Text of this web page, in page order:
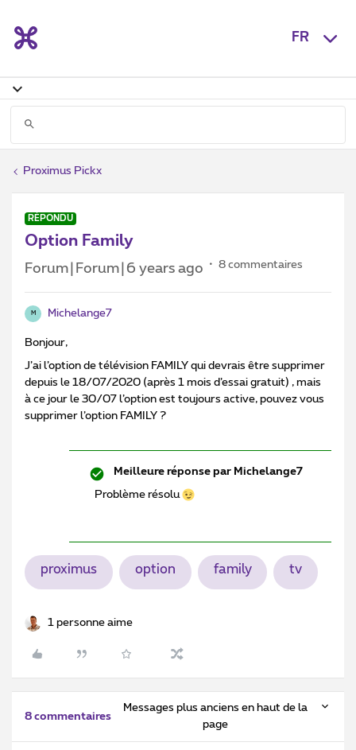
FR
Proximus Pickx
RÉPONDU
Option Family
Forum|Forum|6 years ago 8 commentaires
M Michelange7
Bonjour,
J’ai l’option de télévision FAMILY qui devrais être supprimer
depuis le 18/07/2020 (après 1 mois d’essai gratuit) , mais
à ce jour le 30/07 l’option est toujours active, pouvez vous
supprimer l’option FAMILY ?
Meilleure réponse par Michelange7
Problème résolu
proximus option family tv
1 personne aime
8 commentaires
Messages plus anciens en haut de la
page